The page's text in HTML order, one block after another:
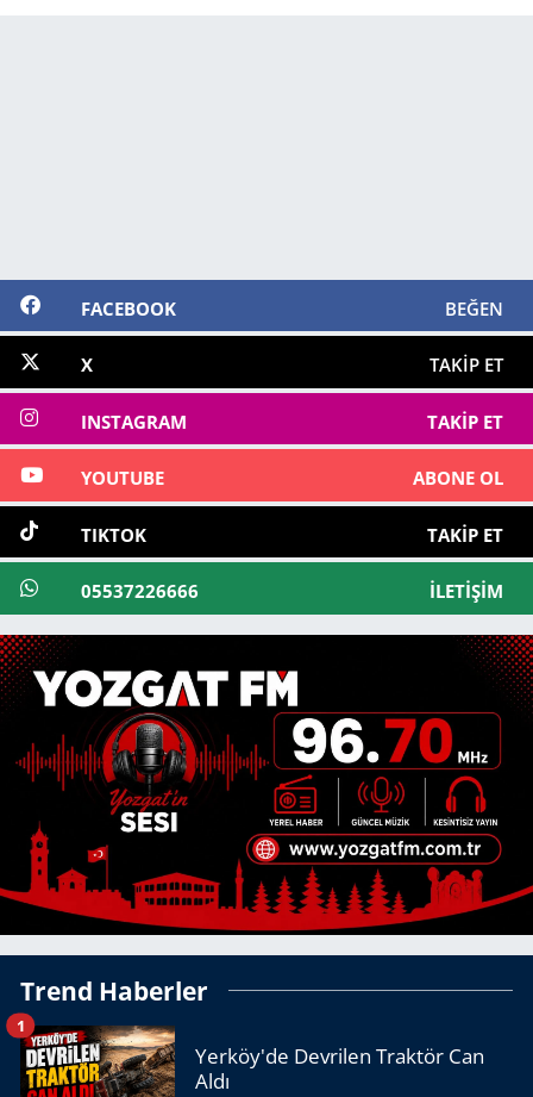
FACEBOOK BEĞEN
X TAKIP ET
INSTAGRAM TAKIP ET
YOUTUBE ABONE OL
TIKTOK TAKIP ET
05537226666 İLETIŞIM
Trend Haberler
Yerköy'de Devrilen Traktör Can
Aldı
1